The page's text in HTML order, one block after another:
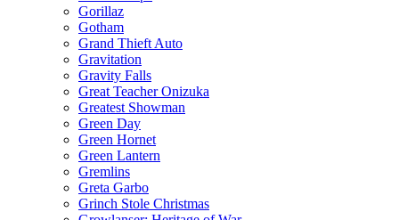
Gorillaz
Gotham
Grand Thieft Auto
Gravitation
Gravity Falls
Great Teacher Onizuka
Greatest Showman
Green Day
Green Hornet
Green Lantern
Gremlins
Greta Garbo
Grinch Stole Christmas